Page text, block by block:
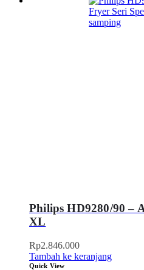
Philips HD9280/90 –
XL
Rp2.846.000
Tambah ke keranjang
Quick View